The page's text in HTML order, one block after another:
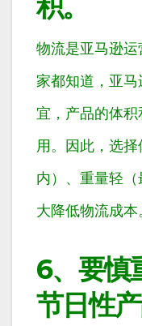
物流是亚马逊
家都知道，亚
宜，产品的体
用。因此，选
内）、重量轻
大降低物流成本
6、要慎
节日性